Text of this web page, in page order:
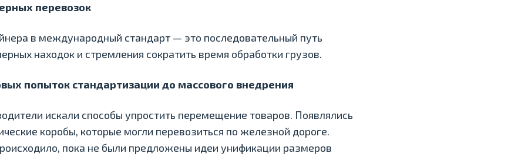
перевозок
в международный стандарт — это последовательный путь
находок и стремления сократить время обработки грузов.
попыток стандартизации до массового внедрения
искали способы упростить перемещение товаров. Появлялись
коробы, которые могли перевозиться по железной дороге.
пока не были предложены идеи унификации размеров